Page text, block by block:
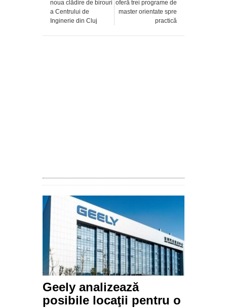
noua clădire de birouri
a Centrului de
Inginerie din Cluj
oferă trei programe de
master orientate spre
practică
Geely analizează
posibile locaţii pentru o